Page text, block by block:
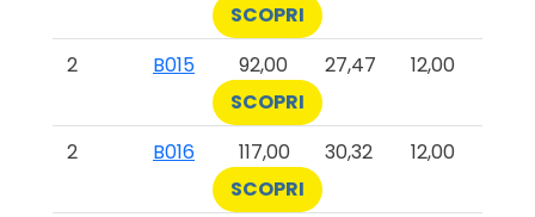
SCOPRI
2
B015 92,00 27,47
12,00
SCOPRI
2
B016 117,00 30,32
12,00
SCOPRI